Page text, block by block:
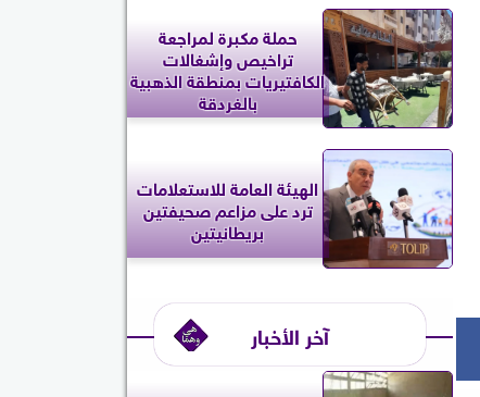
حملة مكبرة لمراجعة
تراخيص وإشغالات
الكافتيريات بمنطقة الذهبية
بالغردقة
الهيئة العامة للاستعلامات
ترد على مزاعم صحيفتين
بريطانيتين
آخر الأخبار